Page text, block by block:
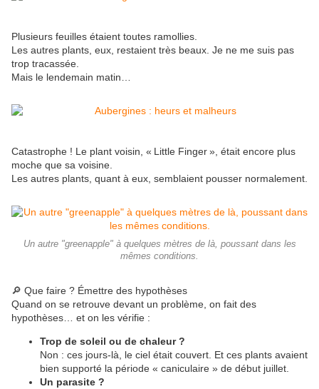
Plusieurs feuilles étaient toutes ramollies.
Les autres plants, eux, restaient très beaux. Je ne me suis pas
trop tracassée.
Mais le lendemain matin…
Catastrophe ! Le plant voisin, « Little Finger », était encore plus
moche que sa voisine.
Les autres plants, quant à eux, semblaient pousser normalement.
Un autre "greenapple" à quelques mètres de là, poussant dans les
mêmes conditions.
🔎 Que faire ? Émettre des hypothèses
Quand on se retrouve devant un problème, on fait des
hypothèses… et on les vérifie :
Trop de soleil ou de chaleur ?
Non : ces jours-là, le ciel était couvert. Et ces plants avaient
bien supporté la période « caniculaire » de début juillet.
Un parasite ?